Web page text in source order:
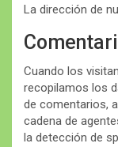
La dirección de
Cuando los
recopilamos los
de comentarios,
cadena de
la detección de